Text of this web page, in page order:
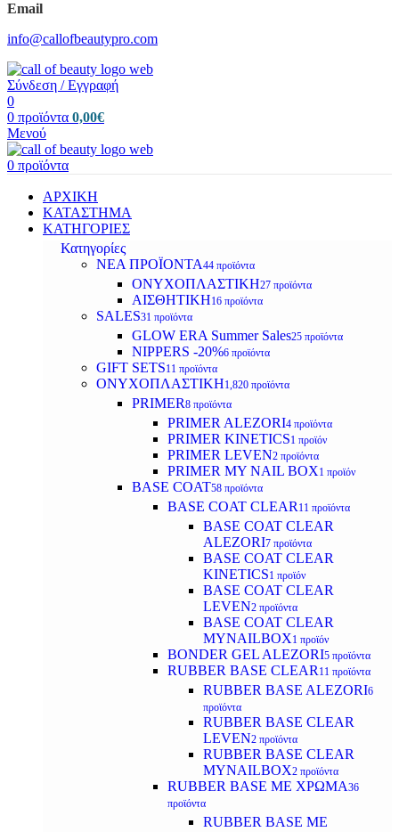
Email
info@callofbeautypro.com
Σύνδεση / Εγγραφή
0
0 προϊόντα 0,00€
Μενού
0 προϊόντα
ΑΡΧΙΚΗ
ΚΑΤΑΣΤΗΜΑ
ΚΑΤΗΓΟΡΙΕΣ
Κατηγορίες
ΝΕΑ ΠΡΟΪΟΝΤΑ44 προϊόντα
ΟΝΥΧΟΠΛΑΣΤΙΚΗ27 προϊόντα
ΑΙΣΘΗΤΙΚΗ16 προϊόντα
SALES31 προϊόντα
GLOW ERA Summer Sales25 προϊόντα
NIPPERS -20%6 προϊόντα
GIFT SETS11 προϊόντα
ΟΝΥΧΟΠΛΑΣΤΙΚΗ1,820 προϊόντα
PRIMER8 προϊόντα
PRIMER ALEZORI4 προϊόντα
PRIMER KINETICS1 προϊόν
PRIMER LEVEN2 προϊόντα
PRIMER MY NAIL BOX1 προϊόν
BASE COAT58 προϊόντα
BASE COAT CLEAR 11 προϊόντα
BASE COAT CLEAR
ALEZORI7 προϊόντα
BASE COAT CLEAR
KINETICS1 προϊόν
BASE COAT CLEAR
LEVEN2 προϊόντα
BASE COAT CLEAR
MYNAILBOX1 προϊόν
BONDER GEL ALEZORI5 προϊόντα
RUBBER BASE CLEAR 11 προϊόντα
RUBBER BASE ALEZORI6
προϊόντα
RUBBER BASE CLEAR
LEVEN2 προϊόντα
RUBBER BASE CLEAR
MYNAILBOX2 προϊόντα
RUBBER BASE ΜΕ ΧΡΩΜΑ36
προϊόντα
RUBBER BASE ΜΕ